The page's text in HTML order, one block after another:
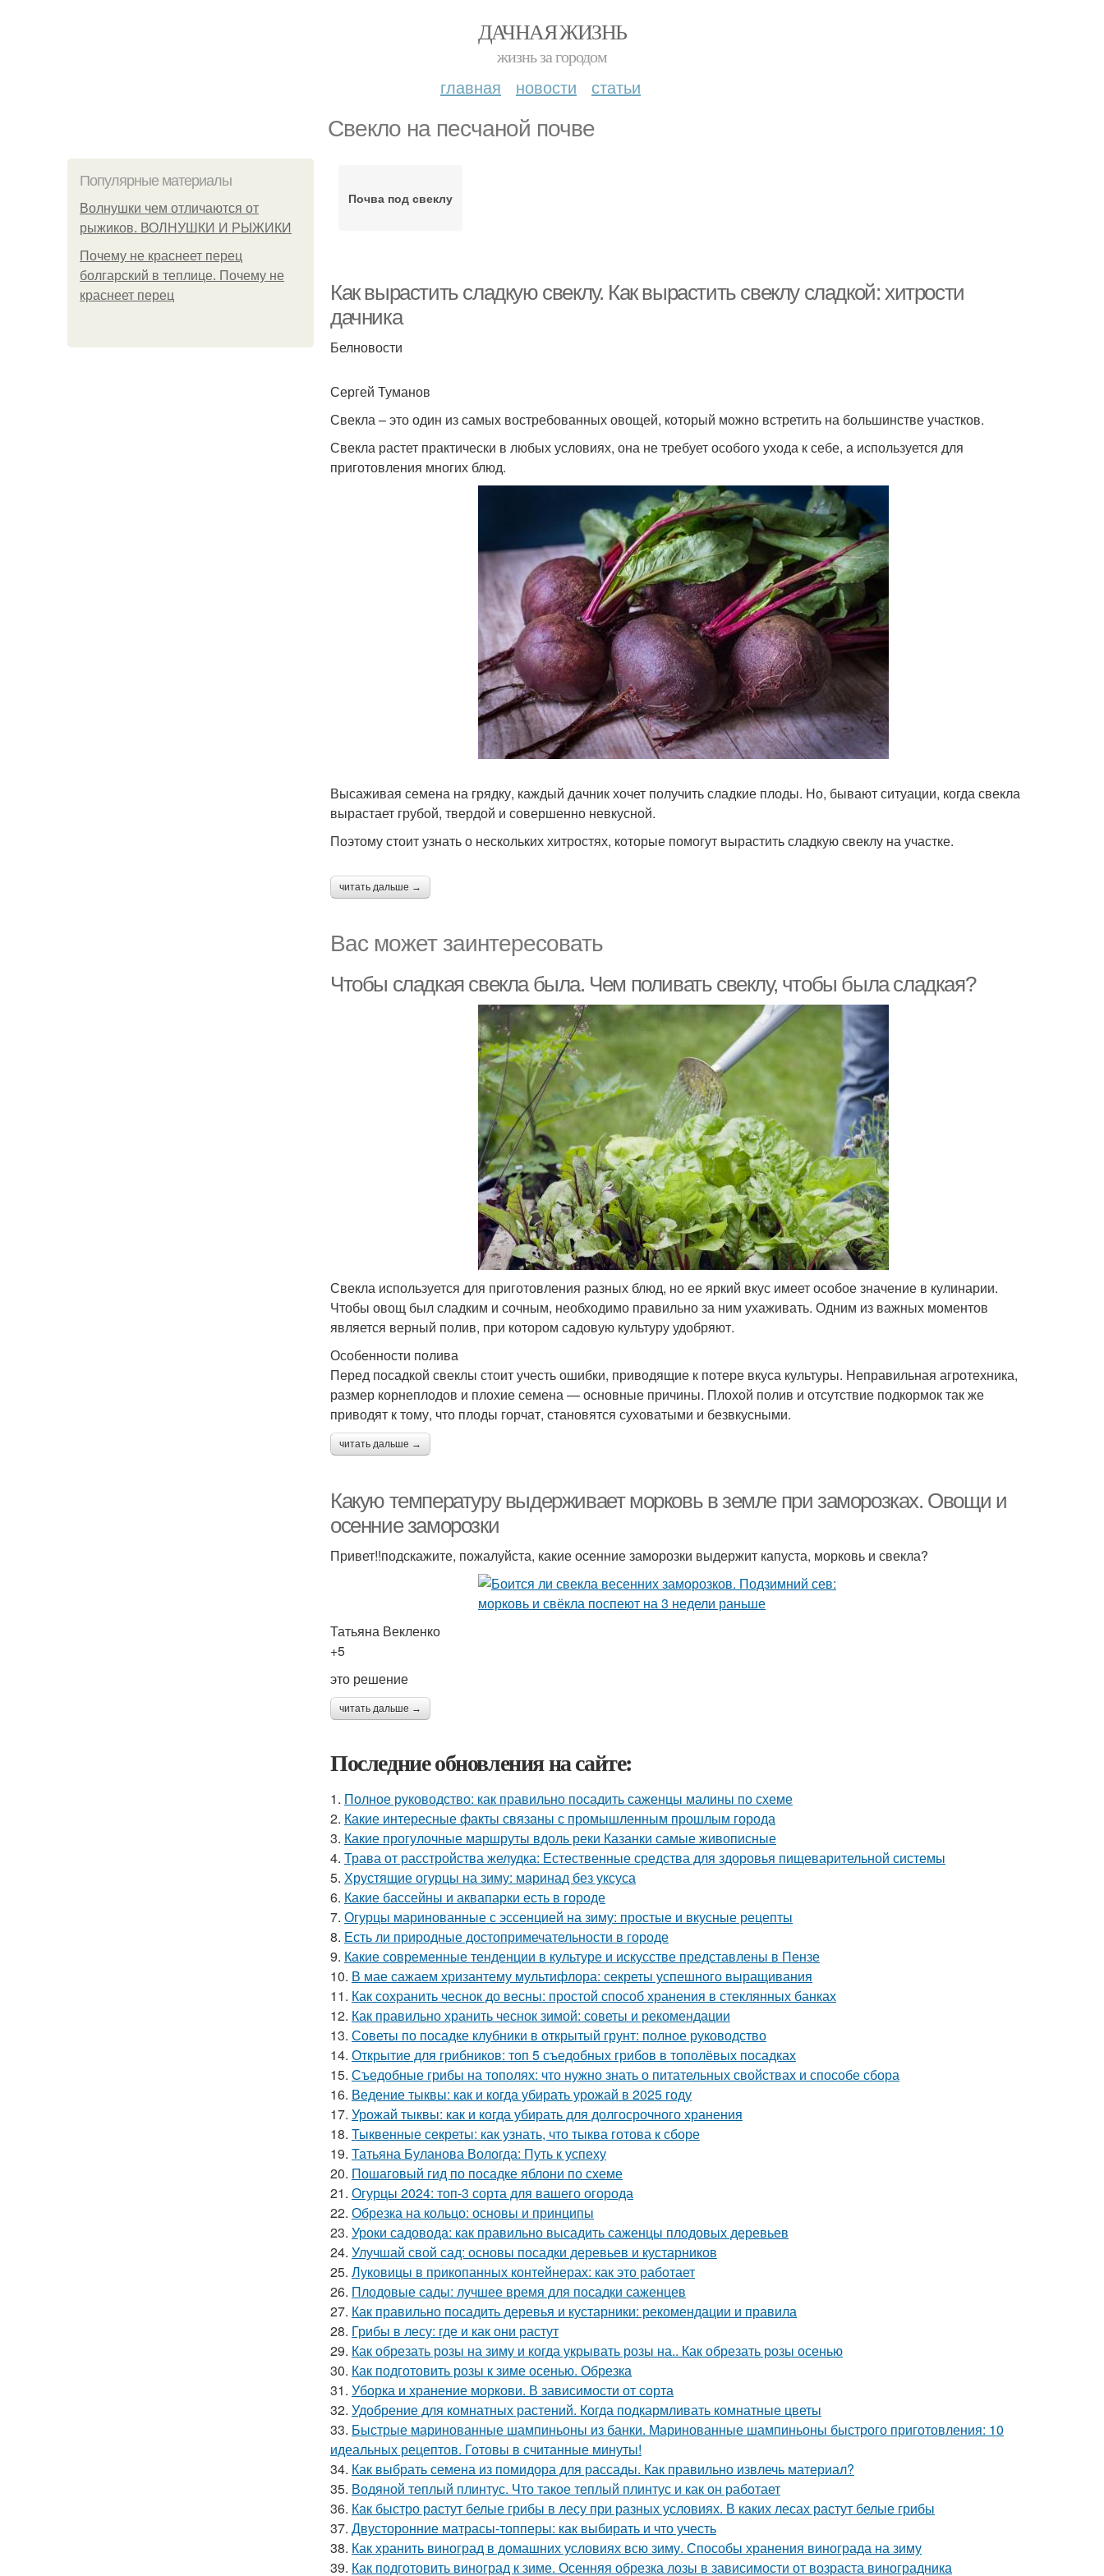
ДАЧНАЯ ЖИЗНЬ
жизнь за городом
главная новости статьи
Свекло на песчаной почве
Популярные материалы
Волнушки чем отличаются от
рыжиков. ВОЛНУШКИ И РЫЖИКИ
Почему не краснеет перец
болгарский в теплице. Почему не
краснеет перец
Почва под свеклу
Как вырастить сладкую свеклу. Как вырастить свеклу сладкой: хитрости
дачника
Белновости
Сергей Туманов
Свекла – это один из самых востребованных овощей, который можно встретить на большинстве участков.
Свекла растет практически в любых условиях, она не требует особого ухода к себе, а используется для
приготовления многих блюд.
Высаживая семена на грядку, каждый дачник хочет получить сладкие плоды. Но, бывают ситуации, когда свекла
вырастает грубой, твердой и совершенно невкусной.
Поэтому стоит узнать о нескольких хитростях, которые помогут вырастить сладкую свеклу на участке.
читать дальше →
Вас может заинтересовать
Чтобы сладкая свекла была. Чем поливать свеклу, чтобы была сладкая?
Свекла используется для приготовления разных блюд, но ее яркий вкус имеет особое значение в кулинарии.
Чтобы овощ был сладким и сочным, необходимо правильно за ним ухаживать. Одним из важных моментов
является верный полив, при котором садовую культуру удобряют.
Особенности полива
Перед посадкой свеклы стоит учесть ошибки, приводящие к потере вкуса культуры. Неправильная агротехника,
размер корнеплодов и плохие семена — основные причины. Плохой полив и отсутствие подкормок так же
приводят к тому, что плоды горчат, становятся суховатыми и безвкусными.
читать дальше →
Какую температуру выдерживает морковь в земле при заморозках. Овощи и
осенние заморозки
Привет!!подскажите, пожалуйста, какие осенние заморозки выдержит капуста, морковь и свекла?
Татьяна Векленко
+5
это решение
читать дальше →
Последние обновления на сайте:
1. Полное руководство: как правильно посадить саженцы малины по схеме
2. Какие интересные факты связаны с промышленным прошлым города
3. Какие прогулочные маршруты вдоль реки Казанки самые живописные
4. Трава от расстройства желудка: Естественные средства для здоровья пищеварительной системы
5. Хрустящие огурцы на зиму: маринад без уксуса
6. Какие бассейны и аквапарки есть в городе
7. Огурцы маринованные с эссенцией на зиму: простые и вкусные рецепты
8. Есть ли природные достопримечательности в городе
9. Какие современные тенденции в культуре и искусстве представлены в Пензе
10. В мае сажаем хризантему мультифлора: секреты успешного выращивания
11. Как сохранить чеснок до весны: простой способ хранения в стеклянных банках
12. Как правильно хранить чеснок зимой: советы и рекомендации
13. Советы по посадке клубники в открытый грунт: полное руководство
14. Открытие для грибников: топ 5 съедобных грибов в тополёвых посадках
15. Съедобные грибы на тополях: что нужно знать о питательных свойствах и способе сбора
16. Ведение тыквы: как и когда убирать урожай в 2025 году
17. Урожай тыквы: как и когда убирать для долгосрочного хранения
18. Тыквенные секреты: как узнать, что тыква готова к сборе
19. Татьяна Буланова Вологда: Путь к успеху
20. Пошаговый гид по посадке яблони по схеме
21. Огурцы 2024: топ-3 сорта для вашего огорода
22. Обрезка на кольцо: основы и принципы
23. Уроки садовода: как правильно высадить саженцы плодовых деревьев
24. Улучшай свой сад: основы посадки деревьев и кустарников
25. Луковицы в прикопанных контейнерах: как это работает
26. Плодовые сады: лучшее время для посадки саженцев
27. Как правильно посадить деревья и кустарники: рекомендации и правила
28. Грибы в лесу: где и как они растут
29. Как обрезать розы на зиму и когда укрывать розы на.. Как обрезать розы осенью
30. Как подготовить розы к зиме осенью. Обрезка
31. Уборка и хранение моркови. В зависимости от сорта
32. Удобрение для комнатных растений. Когда подкармливать комнатные цветы
33. Быстрые маринованные шампиньоны из банки. Маринованные шампиньоны быстрого приготовления: 10
идеальных рецептов. Готовы в считанные минуты!
34. Как выбрать семена из помидора для рассады. Как правильно извлечь материал?
35. Водяной теплый плинтус. Что такое теплый плинтус и как он работает
36. Как быстро растут белые грибы в лесу при разных условиях. В каких лесах растут белые грибы
37. Двусторонние матрасы-топперы: как выбирать и что учесть
38. Как хранить виноград в домашних условиях всю зиму. Способы хранения винограда на зиму
39. Как подготовить виноград к зиме. Осенняя обрезка лозы в зависимости от возраста виноградника